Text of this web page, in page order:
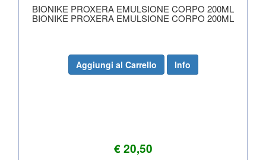
BIONIKE PROXERA EMULSIONE CORPO 200ML
BIONIKE PROXERA EMULSIONE CORPO 200ML
€ 20,50
Aggiungi al Carrello Info